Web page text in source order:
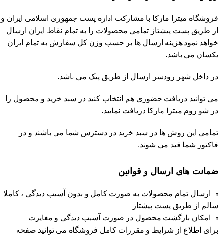
فروشگاه میترا مارکا با مشارکت اداره پست جمهوری اسلامی ایران و
از طریق پست پیشتاز تمامی محصولات را به تمام نقاط ایران ارسال
خواهد نمود.هزینه ارسال ها بر حسب وزن کل سفارش به تمام ایران
یکسان می باشد.
در داخل شهر رودسر ارسال از طریق پیک می باشد.
می توانید دریافت حضوری هم انتخاب کنید در سبد خرید و محصول را
در شو روم میترا مارکا دریافت نمایید.
تمامی این روش ها در سبد خرید در دسترس شما می باشند و در
فاکتور شما قید می شوند.
ضمانت های ارسال و قوانین
ارسال تمام محصولات به صورت کامل و بدون آسیب دیدگی ، کاملا
سالم از طریق پست پیشتاز
امکان بازگشت محصول در صورت آسیب دیدگی و مغایرت
برای اطلاع از شرایط و مقررات کامل فروشگاه می توانید صفحه